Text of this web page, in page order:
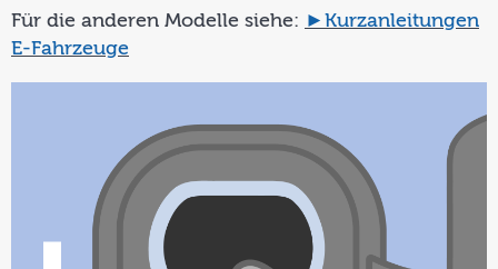
Für die anderen Modelle siehe: ►Kurzanleitungen
E-Fahrzeuge